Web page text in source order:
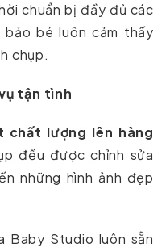
chuẩn bị đầy đủ các
bé luôn cảm thấy
chụp.
tận tình
chất lượng lên hàng
đều được chỉnh sửa
những hình ảnh đẹp
Baby Studio luôn sẵn